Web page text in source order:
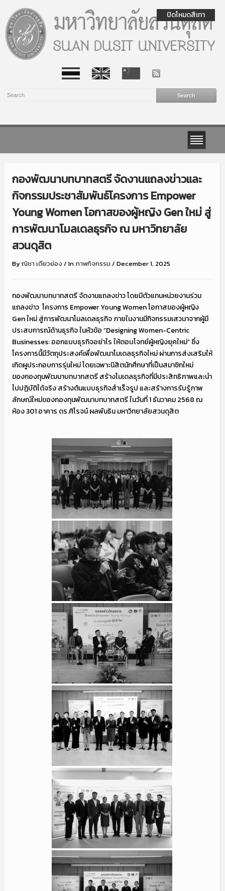
กองพัฒนาบทบาทสตรี จัดงานแถลงข่าวและ
กิจกรรมประชาสัมพันธ์โครงการ Empower
Young Women โอกาสของผู้หญิง Gen ใหม่ สู่
การพัฒนาโมลเดลธุรกิจ ณ มหาวิทยาลัย
สวนดุสิต
Byณิชา เตียวย่อง / Inภาพกิจกรรม / December 1, 2025
กองพัฒนาบทบาทสตรี จัดงานแถลงข่าว โดยมีตัวแทนหน่วยงานร่วม
แถลงข่าว โครงการ Empower Young Women โอกาสของผู้หญิง
Gen ใหม่ สู่การพัฒนาโมลเดลธุรกิจ ภายในงานมีกิจกรรมเสวนาจากผู้มี
ประสบการณ์ด้านธุรกิจ ในหัวข้อ “Designing Women-Centric
Businesses: ออกแบบธุรกิจอย่าไร ให้ตอบโจทย์ผู้หญิงยุคใหม่” ซึ่ง
โครงการนี้มีวัตถุประสงค์เพื่อพัฒนาโมเดลธุรกิจใหม่ ผ่านการส่งเสริมให้
เกิดผูประกอบการรุ่นใหม่ โดยเฉพาะนิสิตนักศึกษาที่เป็นสมาชิกใหม่
ของกองทุนพัฒนาบทบาทสตรี สร้างโมเดลธุรกิจที่มีประสิทธิภาพและนำ
ไปปฏิบัติได้จริง สร้างต้นแบบธุรกิจสำเร็จรูป และสร้างการรับรู้ภาพ
ลักษณ์ใหม่ของกองทุนพัฒนาบทบาทสตรี ในวันที่ 1 ธันวาคม 2568 ณ
ห้อง 301 อาคาร ดร.ศิโรจน์ ผลพันธิน มหาวิทยาลัยสวนดุสิต
ปิดโหมดสีเทา